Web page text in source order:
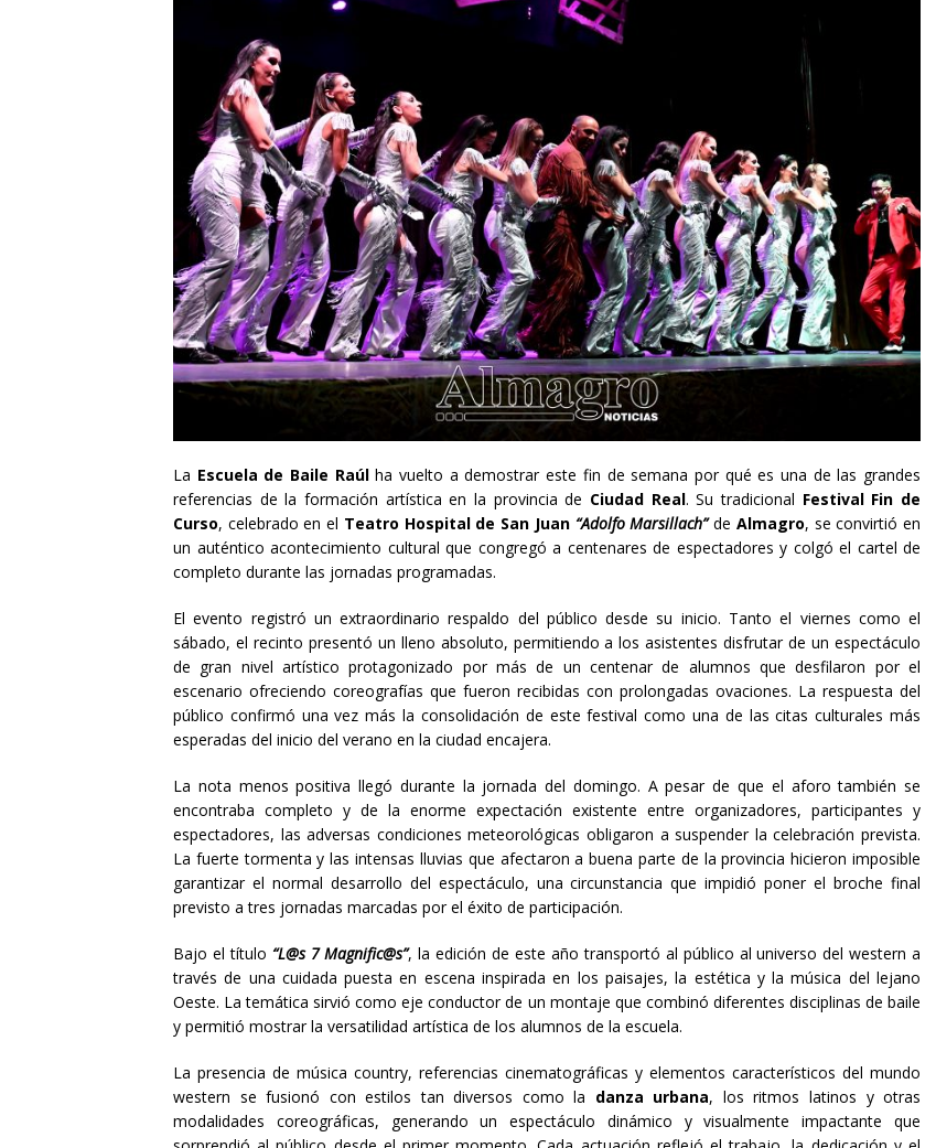
La Escuela de Baile Raúlha vuelto a demostrar este fin de semana por qué es una de las grandes
referencias de la formación artística en la provincia de Ciudad Real. Su tradicional Festival Fin de
Curso, celebrado en el Teatro Hospital de San Juan “Adolfo Marsillach”de Almagro, se convirtió en
un auténtico acontecimiento cultural que congregó a centenares de espectadores y colgó el cartel de
completo durante las jornadas programadas.
El evento registró un extraordinario respaldo del público desde su inicio. Tanto el viernes como el
sábado, el recinto presentó un lleno absoluto, permitiendo a los asistentes disfrutar de un espectáculo
de gran nivel artístico protagonizado por más de un centenar de alumnos que desfilaron por el
escenario ofreciendo coreografías que fueron recibidas con prolongadas ovaciones. La respuesta del
público confirmó una vez más la consolidación de este festival como una de las citas culturales más
esperadas del inicio del verano en la ciudad encajera.
La nota menos positiva llegó durante la jornada del domingo. A pesar de que el aforo también se
encontraba completo y de la enorme expectación existente entre organizadores, participantes y
espectadores, las adversas condiciones meteorológicas obligaron a suspender la celebración prevista.
La fuerte tormenta y las intensas lluvias que afectaron a buena parte de la provincia hicieron imposible
garantizar el normal desarrollo del espectáculo, una circunstancia que impidió poner el broche final
previsto a tres jornadas marcadas por el éxito de participación.
Bajo el título “L@s 7 Magnific@s”, la edición de este año transportó al público al universo del western a
través de una cuidada puesta en escena inspirada en los paisajes, la estética y la música del lejano
Oeste. La temática sirvió como eje conductor de un montaje que combinó diferentes disciplinas de baile
y permitió mostrar la versatilidad artística de los alumnos de la escuela.
La presencia de música country, referencias cinematográficas y elementos característicos del mundo
western se fusionó con estilos tan diversos como la danza urbana, los ritmos latinos y otras
modalidades coreográficas, generando un espectáculo dinámico y visualmente impactante que